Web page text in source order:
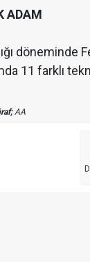
ADAM
döneminde
11 farklı
AA